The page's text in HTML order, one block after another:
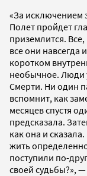
«За исключением
Полет пройдет
приземлится.
все они навсегда
коротком
необычное. Люди
Смерти. Ни один
вспомнит, как
месяцев спустя
предсказала.
как она и
жить
поступили по-
своей судьбы?»,